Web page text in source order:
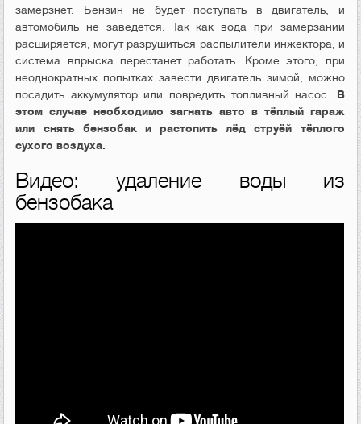
замёрзнет. Бензин не будет поступать в двигатель, и
автомобиль не заведётся. Так как вода при замерзании
расширяется, могут разрушиться распылители инжектора, и
система впрыска перестанет работать. Кроме этого, при
неоднократных попытках завести двигатель зимой, можно
посадить аккумулятор или повредить топливный насос. В
этом случае необходимо загнать авто в тёплый гараж
или снять бензобак и растопить лёд струёй тёплого
сухого воздуха.
Видео: удаление воды из
бензобака